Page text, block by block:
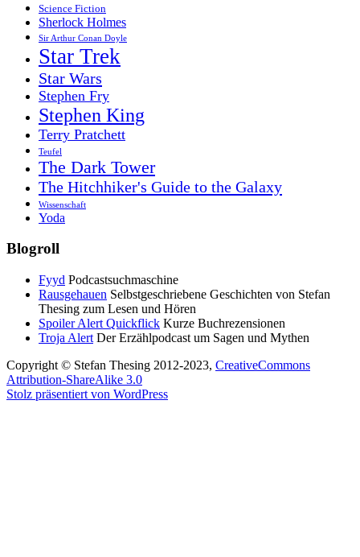
Science Fiction
Sherlock Holmes
Sir Arthur Conan Doyle
Star Trek
Star Wars
Stephen Fry
Stephen King
Terry Pratchett
Teufel
The Dark Tower
The Hitchhiker's Guide to the Galaxy
Wissenschaft
Yoda
Blogroll
Fyyd Podcastsuchmaschine
Rausgehauen Selbstgeschriebene Geschichten von Stefan
Thesing zum Lesen und Hören
Spoiler Alert Quickflick Kurze Buchrezensionen
Troja Alert Der Erzählpodcast um Sagen und Mythen
Copyright © Stefan Thesing 2012-2023, CreativeCommons
Attribution-ShareAlike 3.0
Stolz präsentiert von WordPress